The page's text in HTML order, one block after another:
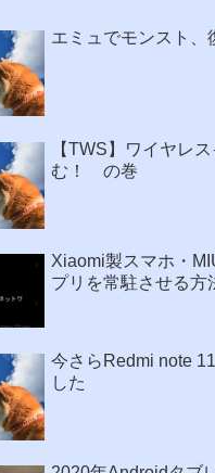
エミュでモンスト、
【TWS】ワイヤレ
む！ の巻
Xiaomi製スマホ・
プリを常駐させる方
今さらRedmi note
した